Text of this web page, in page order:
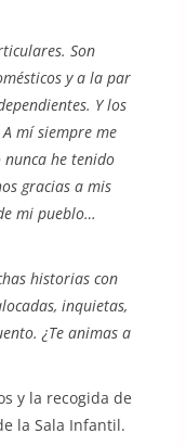
Son
y a la par
Y los
mí siempre me
he tenido
gracias a mis
mi pueblo…
historias con
inquietas,
¿Te animas a
y la recogida de
la Sala Infantil.